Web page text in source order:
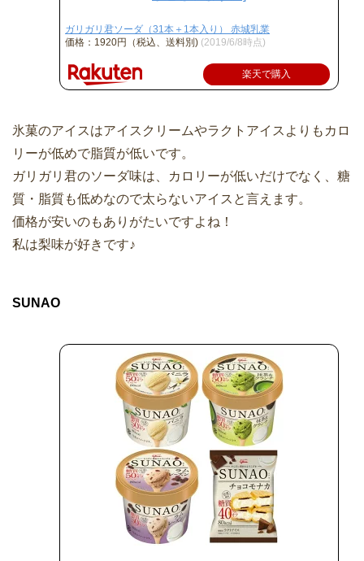
ガリガリ君ソーダ（31本＋1本入り） 赤城乳業
価格：1920円（税込、送料別) (2019/6/8時点)
楽天で購入
氷菓のアイスはアイスクリームやラクトアイスよりもカロ
リーが低めで脂質が低いです。
ガリガリ君のソーダ味は、カロリーが低いだけでなく、糖
質・脂質も低めなので太らないアイスと言えます。
価格が安いのもありがたいですよね！
私は梨味が好きです♪
SUNAO